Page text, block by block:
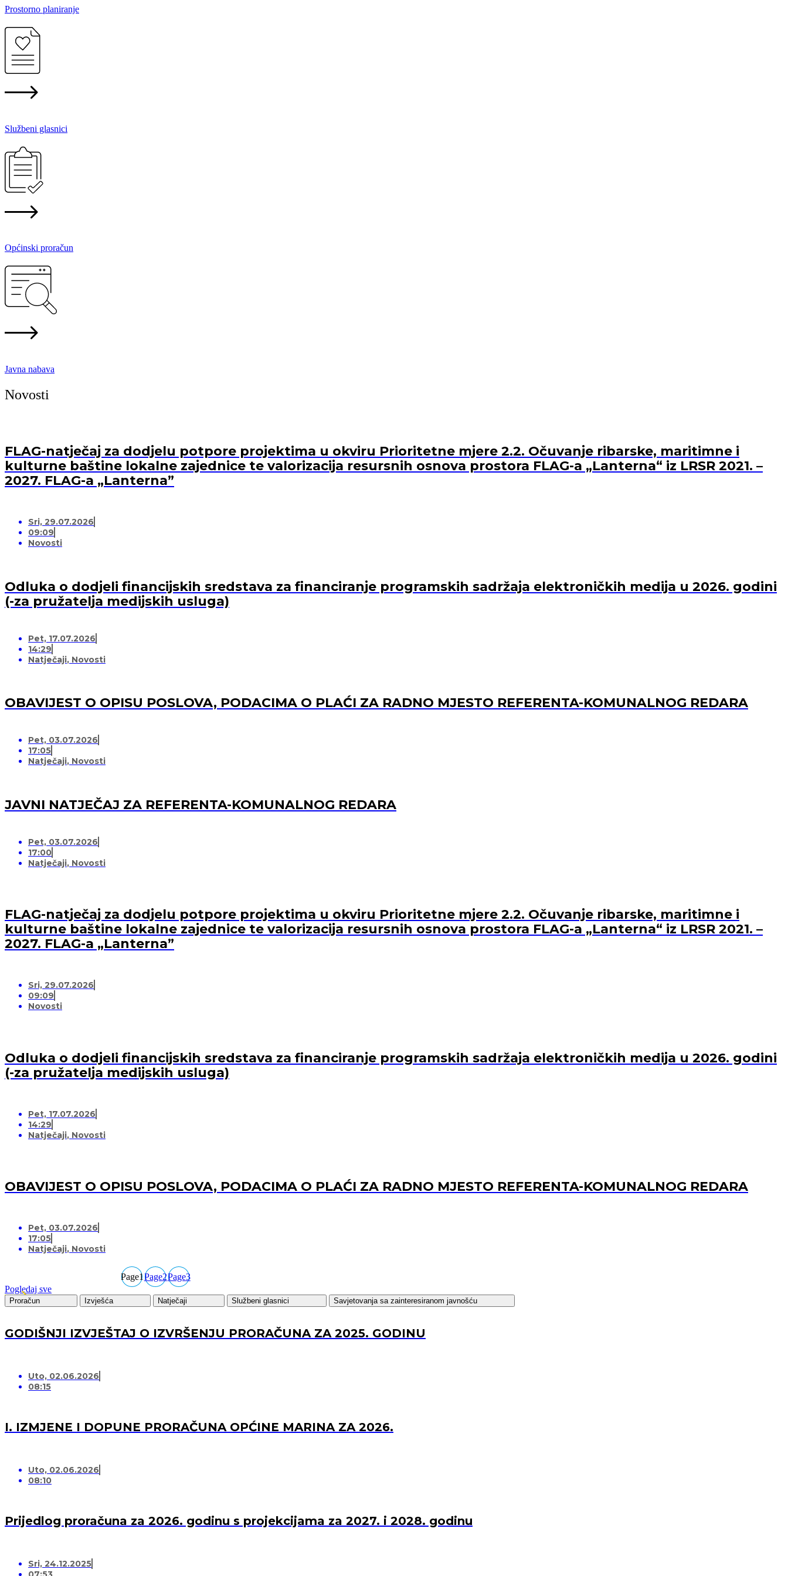
Prostorno planiranje
Službeni glasnici
Općinski proračun
Javna nabava
Novosti
FLAG-natječaj za dodjelu potpore projektima u okviru Prioritetne mjere 2.2. Očuvanje ribarske, maritimne i
kulturne baštine lokalne zajednice te valorizacija resursnih osnova prostora FLAG-a „Lanterna“ iz LRSR 2021. –
2027. FLAG-a „Lanterna”
Sri, 29.07.2026
09:09
Novosti
Odluka o dodjeli financijskih sredstava za financiranje programskih sadržaja elektroničkih medija u 2026. godini
(-za pružatelja medijskih usluga)
Pet, 17.07.2026
14:29
Natječaji, Novosti
OBAVIJEST O OPISU POSLOVA, PODACIMA O PLAĆI ZA RADNO MJESTO REFERENTA-KOMUNALNOG REDARA
Pet, 03.07.2026
17:05
Natječaji, Novosti
JAVNI NATJEČAJ ZA REFERENTA-KOMUNALNOG REDARA
Pet, 03.07.2026
17:00
Natječaji, Novosti
FLAG-natječaj za dodjelu potpore projektima u okviru Prioritetne mjere 2.2. Očuvanje ribarske, maritimne i
kulturne baštine lokalne zajednice te valorizacija resursnih osnova prostora FLAG-a „Lanterna“ iz LRSR 2021. –
2027. FLAG-a „Lanterna”
Sri, 29.07.2026
09:09
Novosti
Odluka o dodjeli financijskih sredstava za financiranje programskih sadržaja elektroničkih medija u 2026. godini
(-za pružatelja medijskih usluga)
Pet, 17.07.2026
14:29
Natječaji, Novosti
OBAVIJEST O OPISU POSLOVA, PODACIMA O PLAĆI ZA RADNO MJESTO REFERENTA-KOMUNALNOG REDARA
Pet, 03.07.2026
17:05
Natječaji, Novosti
Page1Page2Page3
Pogledaj sve
Proračun Izvješća Natječaji Službeni glasnici Savjetovanja sa zainteresiranom javnošću
GODIŠNJI IZVJEŠTAJ O IZVRŠENJU PRORAČUNA ZA 2025. GODINU
Uto, 02.06.2026
08:15
I. IZMJENE I DOPUNE PRORAČUNA OPĆINE MARINA ZA 2026.
Uto, 02.06.2026
08:10
Prijedlog proračuna za 2026. godinu s projekcijama za 2027. i 2028. godinu
Sri, 24.12.2025